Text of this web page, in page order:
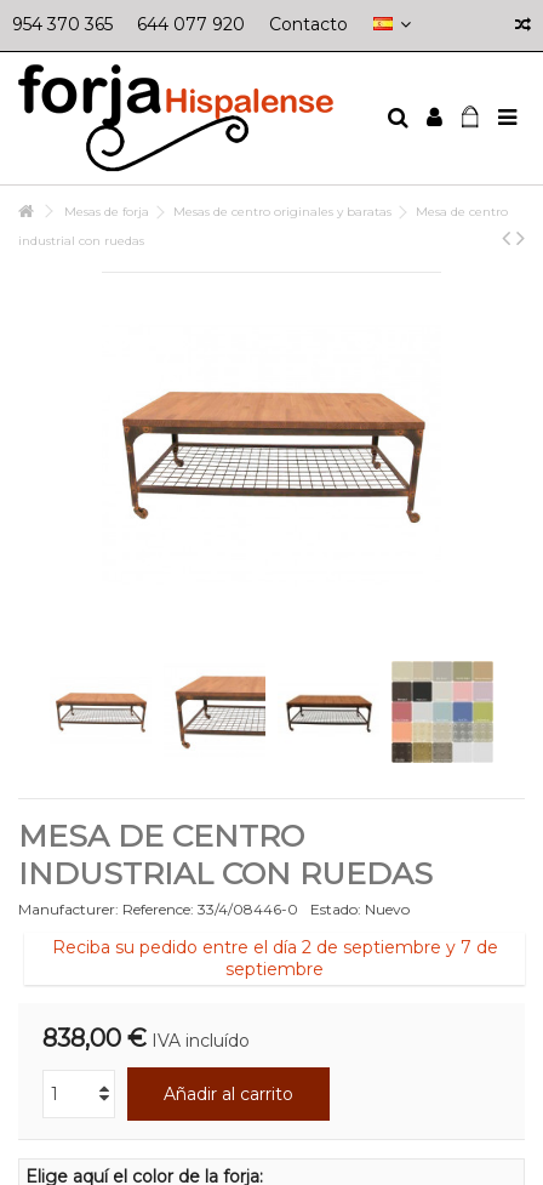
954 370 365 644 077 920 Contacto
Mesas de forja Mesas de centro originales y baratas
Mesa de centro
industrial con ruedas
MESA DE CENTRO
INDUSTRIAL CON RUEDAS
Manufacturer: Reference: 33/4/08446-0 Estado: Nuevo
Reciba su pedido entre el día 2 de septiembre y 7 de
septiembre
838,00 € IVA incluído
Añadir al carrito
Elige aquí el color de la forja: